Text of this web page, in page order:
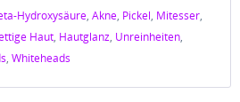
Hydroxysäure, Akne, Pickel, Mitesser,
Haut, Hautglanz, Unreinheiten,
, Whiteheads